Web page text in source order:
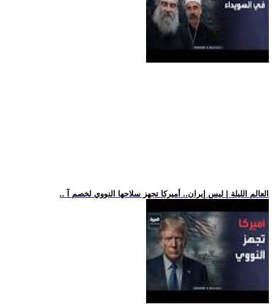
.. العالم الليلة | ليس إيران.. أميركا تجهز سلاحها النووي لخصم آ